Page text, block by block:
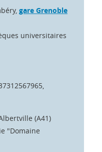
gare Grenoble
universitaires
(A41)
"Domaine